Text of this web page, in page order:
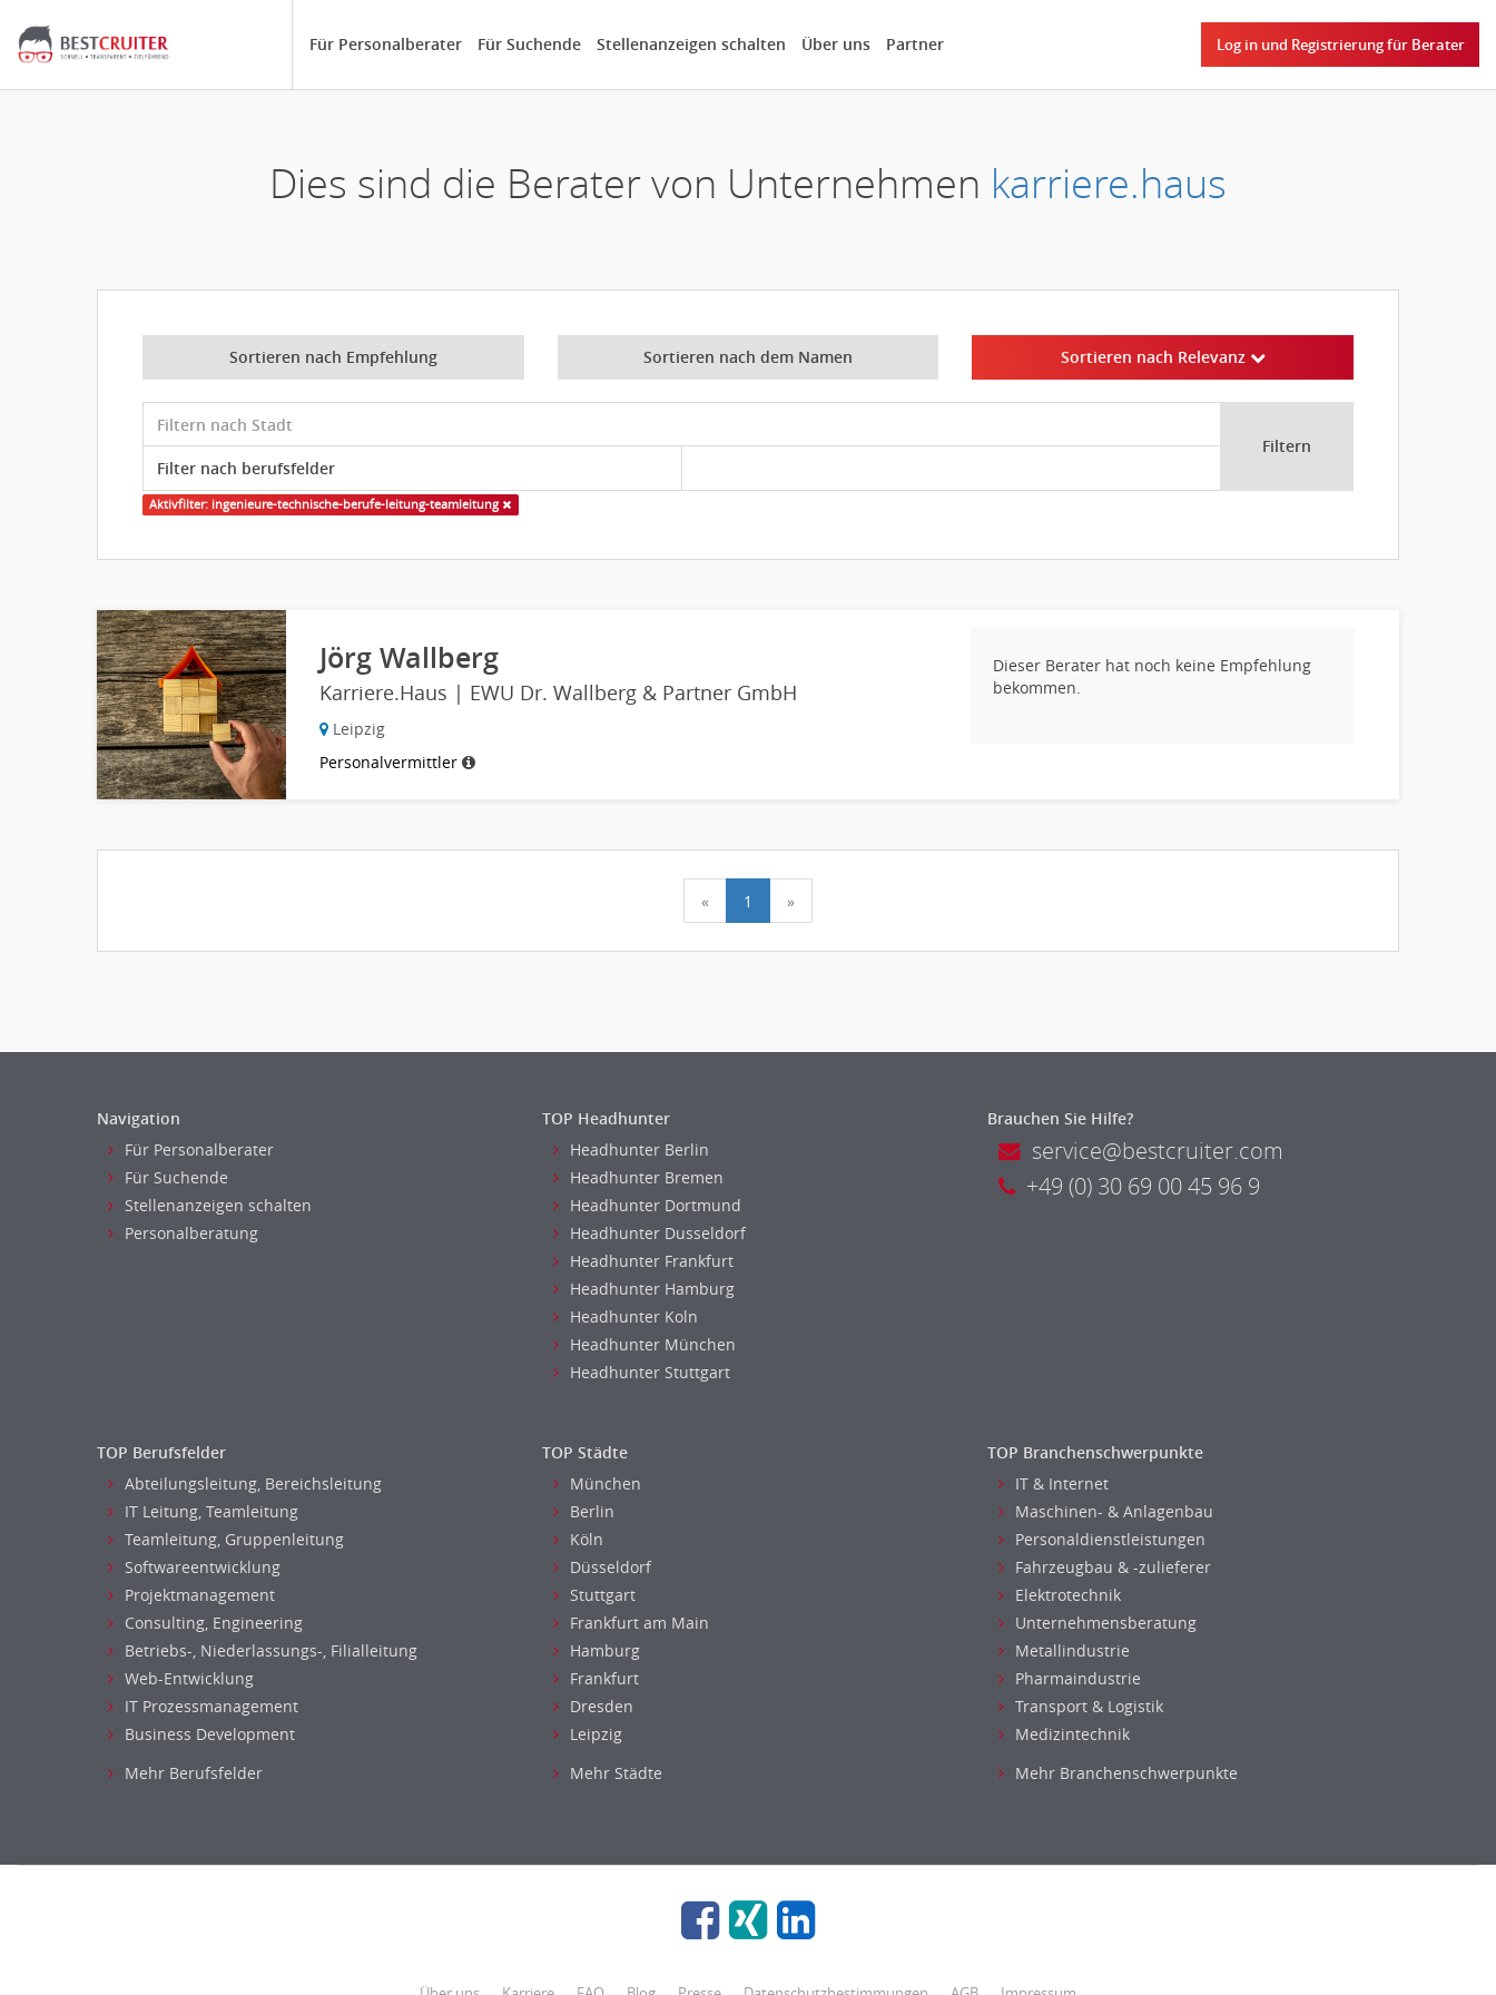
Für Personalberater Für Suchende Stellenanzeigen schalten Über uns Partner Log in und Registrierung für Berater
Dies sind die Berater von Unternehmen karriere.haus
Sortieren nach Empfehlung Sortieren nach dem Namen Sortieren nach Relevanz
Filtern
Aktivfilter: ingenieure-technische-berufe-leitung-teamleitung
Jörg Wallberg
Karriere.Haus | EWU Dr. Wallberg & Partner GmbH
Leipzig
Personalvermittler
Dieser Berater hat noch keine Empfehlung
bekommen.
« 1 »
Navigation
Für Personalberater
Für Suchende
Stellenanzeigen schalten
Personalberatung
TOP Headhunter
Headhunter Berlin
Headhunter Bremen
Headhunter Dortmund
Headhunter Dusseldorf
Headhunter Frankfurt
Headhunter Hamburg
Headhunter Koln
Headhunter München
Headhunter Stuttgart
Brauchen Sie Hilfe?
service@bestcruiter.com
+49 (0) 30 69 00 45 96 9
TOP Berufsfelder
Abteilungsleitung, Bereichsleitung
IT Leitung, Teamleitung
Teamleitung, Gruppenleitung
Softwareentwicklung
Projektmanagement
Consulting, Engineering
Betriebs-, Niederlassungs-, Filialleitung
Web-Entwicklung
IT Prozessmanagement
Business Development
Mehr Berufsfelder
TOP Städte
München
Berlin
Köln
Düsseldorf
Stuttgart
Frankfurt am Main
Hamburg
Frankfurt
Dresden
Leipzig
Mehr Städte
TOP Branchenschwerpunkte
IT & Internet
Maschinen- & Anlagenbau
Personaldienstleistungen
Fahrzeugbau & -zulieferer
Elektrotechnik
Unternehmensberatung
Metallindustrie
Pharmaindustrie
Transport & Logistik
Medizintechnik
Mehr Branchenschwerpunkte